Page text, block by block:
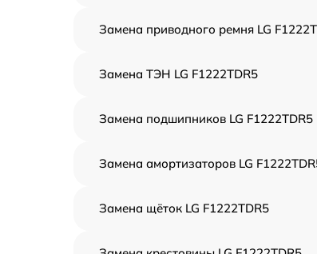
Замена приводного ремня LG
Замена ТЭН LG F1222TDR5
Замена подшипников LG F1222TDR5
Замена амортизаторов LG
Замена щёток LG F1222TDR5